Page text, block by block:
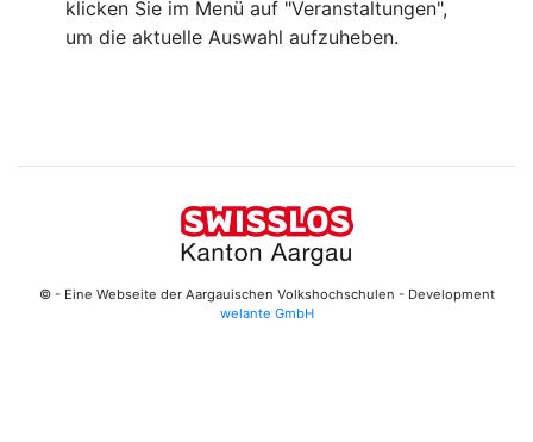
klicken Sie im Menü auf "Veranstaltungen",
um die aktuelle Auswahl aufzuheben.
© - Eine Webseite der Aargauischen Volkshochschulen - Development
welante GmbH